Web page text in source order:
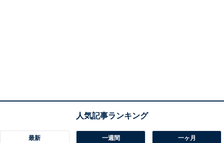
最新 一週間 一ヶ月